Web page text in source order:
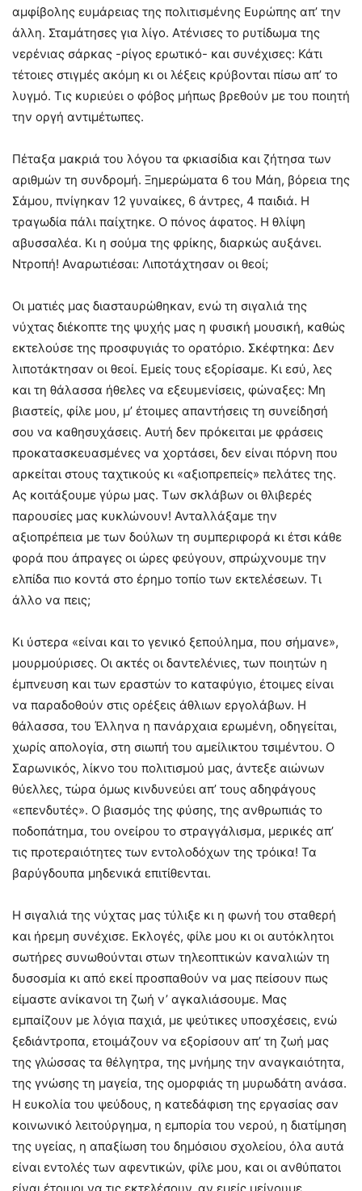
αμφίβολης ευμάρειας της πολιτισμένης Ευρώπης απ’ την
άλλη. Σταμάτησες για λίγο. Ατένισες το ρυτίδωμα της
νερένιας σάρκας -ρίγος ερωτικό- και συνέχισες: Κάτι
τέτοιες στιγμές ακόμη κι οι λέξεις κρύβονται πίσω απ’ το
λυγμό. Τις κυριεύει ο φόβος μήπως βρεθούν με του ποιητή
την οργή αντιμέτωπες.
Πέταξα μακριά του λόγου τα φκιασίδια και ζήτησα των
αριθμών τη συνδρομή. Ξημερώματα 6 του Μάη, βόρεια της
Σάμου, πνίγηκαν 12 γυναίκες, 6 άντρες, 4 παιδιά. Η
τραγωδία πάλι παίχτηκε. Ο πόνος άφατος. Η θλίψη
αβυσσαλέα. Κι η σούμα της φρίκης, διαρκώς αυξάνει.
Ντροπή! Αναρωτιέσαι: Λιποτάχτησαν οι θεοί;
Οι ματιές μας διασταυρώθηκαν, ενώ τη σιγαλιά της
νύχτας διέκοπτε της ψυχής μας η φυσική μουσική, καθώς
εκτελούσε της προσφυγιάς το ορατόριο. Σκέφτηκα: Δεν
λιποτάκτησαν οι θεοί. Εμείς τους εξορίσαμε. Κι εσύ, λες
και τη θάλασσα ήθελες να εξευμενίσεις, φώναξες: Μη
βιαστείς, φίλε μου, μ’ έτοιμες απαντήσεις τη συνείδησή
σου να καθησυχάσεις. Αυτή δεν πρόκειται με φράσεις
προκατασκευασμένες να χορτάσει, δεν είναι πόρνη που
αρκείται στους ταχτικούς κι «αξιοπρεπείς» πελάτες της.
Ας κοιτάξουμε γύρω μας. Των σκλάβων οι θλιβερές
παρουσίες μας κυκλώνουν! Ανταλλάξαμε την
αξιοπρέπεια με των δούλων τη συμπεριφορά κι έτσι κάθε
φορά που άπραγες οι ώρες φεύγουν, σπρώχνουμε την
ελπίδα πιο κοντά στο έρημο τοπίο των εκτελέσεων. Τι
άλλο να πεις;
Κι ύστερα «είναι και το γενικό ξεπούλημα, που σήμανε»,
μουρμούρισες. Οι ακτές οι δαντελένιες, των ποιητών η
έμπνευση και των εραστών το καταφύγιο, έτοιμες είναι
να παραδοθούν στις ορέξεις άθλιων εργολάβων. Η
θάλασσα, του Έλληνα η πανάρχαια ερωμένη, οδηγείται,
χωρίς απολογία, στη σιωπή του αμείλικτου τσιμέντου. Ο
Σαρωνικός, λίκνο του πολιτισμού μας, άντεξε αιώνων
θύελλες, τώρα όμως κινδυνεύει απ’ τους αδηφάγους
«επενδυτές». Ο βιασμός της φύσης, της ανθρωπιάς το
ποδοπάτημα, του ονείρου το στραγγάλισμα, μερικές απ’
τις προτεραιότητες των εντολοδόχων της τρόικα! Τα
βαρύγδουπα μηδενικά επιτίθενται.
Η σιγαλιά της νύχτας μας τύλιξε κι η φωνή του σταθερή
και ήρεμη συνέχισε. Εκλογές, φίλε μου κι οι αυτόκλητοι
σωτήρες συνωθούνται στων τηλεοπτικών καναλιών τη
δυσοσμία κι από εκεί προσπαθούν να μας πείσουν πως
είμαστε ανίκανοι τη ζωή ν’ αγκαλιάσουμε. Μας
εμπαίζουν με λόγια παχιά, με ψεύτικες υποσχέσεις, ενώ
ξεδιάντροπα, ετοιμάζουν να εξορίσουν απ’ τη ζωή μας
της γλώσσας τα θέλγητρα, της μνήμης την αναγκαιότητα,
της γνώσης τη μαγεία, της ομορφιάς τη μυρωδάτη ανάσα.
Η ευκολία του ψεύδους, η κατεδάφιση της εργασίας σαν
κοινωνικό λειτούργημα, η εμπορία του νερού, η διατίμηση
της υγείας, η απαξίωση του δημόσιου σχολείου, όλα αυτά
είναι εντολές των αφεντικών, φίλε μου, και οι ανθύπατοι